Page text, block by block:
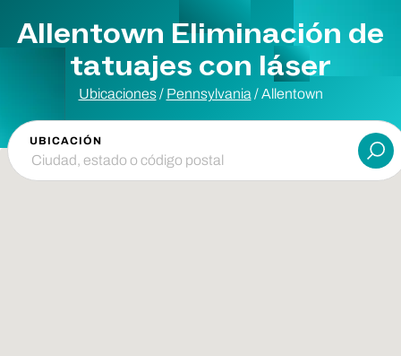
Allentown Eliminación de
tatuajes con láser
Ubicaciones / Pennsylvania / Allentown
UBICACIÓN